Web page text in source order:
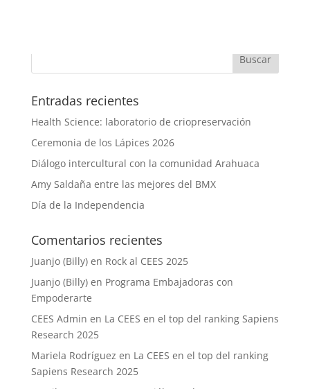
Entradas recientes
Health Science: laboratorio de criopreservación
Ceremonia de los Lápices 2026
Diálogo intercultural con la comunidad Arahuaca
Amy Saldaña entre las mejores del BMX
Día de la Independencia
Comentarios recientes
Juanjo (Billy)en Rock al CEES 2025
Juanjo (Billy)en Programa Embajadoras con
Empoderarte
CEES Admin en La CEES en el top del ranking Sapiens
Research 2025
Mariela Rodríguez en La CEES en el top del ranking
Sapiens Research 2025